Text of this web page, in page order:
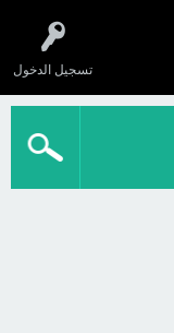
تسجيل الدخول